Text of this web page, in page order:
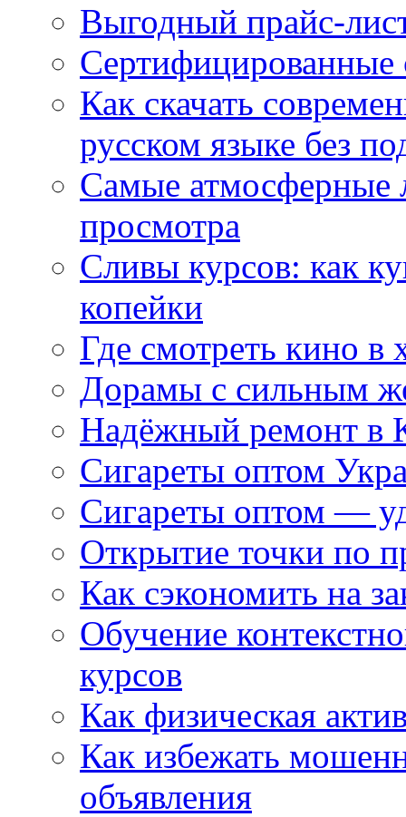
Выгодный прайс-
Как скачать
русском языке без
Самые атмосферные
просмотра
Сливы курсов: как
копейки
Где смотреть кино в
Дорамы с сильным
Надёжный ремонт в
Сигареты оптом
Сигареты оптом —
Открытие точки по
Как сэкономить на
Обучение
курсов
Как физическая
Как избежать
объявления